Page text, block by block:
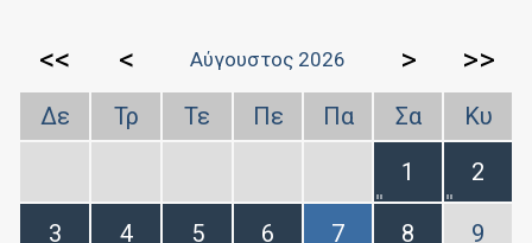
<< < Αύγουστος 2026 > >>
Δε Τρ Τε Πε Πα Σα
Κυ
1
2
3 4 5 6 7 8 9